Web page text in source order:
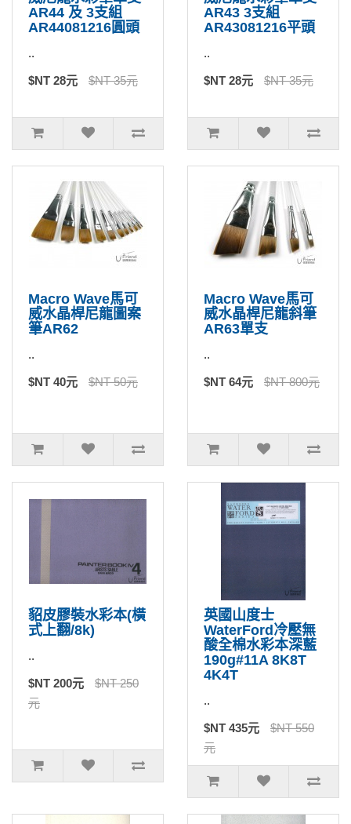
AR44 及 3支組
AR44081216圓頭
..
$NT 28元 $NT 35元
AR43 3支組
AR43081216平頭
..
$NT 28元 $NT 35元
Macro Wave馬可
威水晶桿尼龍圖案
筆AR62
..
$NT 40元 $NT 50元
Macro Wave馬可
威水晶桿尼龍斜筆
AR63單支
..
$NT 64元 $NT 800元
貂皮膠裝水彩本(橫
式上翻/8k)
..
$NT 200元
$NT 250
元
英國山度士
WaterFord冷壓無
酸全棉水彩本深藍
190g#11A 8K8T
4K4T
..
$NT 435元
$NT 550
元